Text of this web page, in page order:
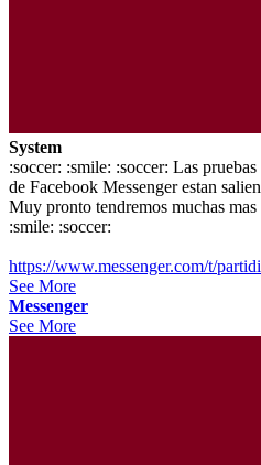
System
:soccer: :smile: :soccer: Las
de Facebook Messenger estan
Muy pronto tendremos muchas
:smile: :soccer:
https://www.messenger.com/t/
See More
Messenger
See More